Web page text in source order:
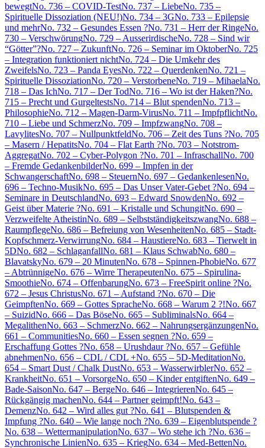
bewegtNo. 736 – COVID-TestNo. 737 – LiebeNo. 735 –
Spirituelle Dissoziation (NEU!)No. 734 – 3GNo. 733 – Epilepsie
und mehrNo. 732 – Gesundes Essen ?No. 731 – Herr der RingeNo.
730 – VerschwörungNo. 729 – AusserirdischeNo. 728 – Sind wir
“Götter”?No. 727 – ZukunftNo. 726 – Seminar im OktoberNo. 725
– Integration funktioniert nichtNo. 724 – Die Umkehr des
ZweifelsNo. 723 – Panda EyesNo. 722 – QuerdenkenNo. 721 –
Spirituelle DissoziationNo. 720 – VerstorbeneNo. 719 – MihaelaNo.
718 – Das IchNo. 717 – Der TodNo. 716 – Wo ist der Haken?No.
715 – Precht und GurgeltestsNo. 714 – Blut spendenNo. 713 –
PhilosophieNo. 712 – Magen-Darm-VirusNo. 711 – ImpfpflichtNo.
710 – Liebe und SchmerzNo. 709 – ImpfzwangNo. 708 –
LavylitesNo. 707 – NullpunktfeldNo. 706 – Zeit des Tuns ?No. 705
– Masern / HepatitsNo. 704 – Flat Earth ?No. 703 – Notstrom-
AggregatNo. 702 – Cyber-Polygon ?No. 701 – InfraschallNo. 700
– Fremde GedankenbilderNo. 699 – Impfen in der
SchwangerschaftNo. 698 – SteuernNo. 697 – GedankenlesenNo.
696 – Techno-MusikNo. 695 – Das Unser Vater-Gebet ?No. 694 –
Seminare in DeutschlandNo. 693 – Edward SnowdenNo. 692 –
Geist über Materie ?No. 691 – Kristalle und SchungitNo. 690 –
Verzweifelte AtheistinNo. 689 – SelbstständigkeitszwangNo. 688 –
RaumpflegeNo. 686 – Befreiung von WesenheitenNo. 685 – Stadt-
Kopfschmerz-VerwirrungNo. 684 – HaustiereNo. 683 – Tierwelt in
5DNo. 682 – SchlaganfallNo. 681 – Klaus SchwabNo. 680 –
BlavatskyNo. 679 – 20 MinutenNo. 678 – Spinnen-PhobieNo. 677
– AbtrünnigeNo. 676 – Wirre TherapeutenNo. 675 – Spirulina-
SmoothieNo. 674 – OffenbarungNo. 673 – FreeSpirit online ?No.
672 – Jesus ChristusNo. 671 – Aufstand ?No. 670 – Die
GeimpftenNo. 669 – Gottes SpracheNo. 668 – Warum 2 ?!No. 667
– SuizidNo. 666 – Das BöseNo. 665 – SubliminalsNo. 664 –
MegalithenNo. 663 – SchmerzNo. 662 – NahrungsergänzungenNo.
661 – CommunitiesNo. 660 – Essen segnen ?No. 659 –
Erschaffung Gottes ?No. 658 – Urushdaur ?No. 657 – Gefühle
abnehmenNo. 656 – CDL / CDL +No. 655 – 5D-MeditationNo.
654 – Smart Dust / Chalk DustNo. 653 – WasserwirblerNo. 652 –
KrankheitNo. 651 – VorsorgeNo. 650 – Kinder entgiftenNo. 649 –
Bade-SaisonNo. 647 – BergeNo. 646 – IntegrierenNo. 645 –
Rückgängig machenNo. 644 – Partner geimpft!No. 643 –
DemenzNo. 642 – Wird alles gut ?No. 641 – Blutspenden &
Impfung ?No. 640 – Wie lange noch ?No. 639 – Eigenblutspende ?
No. 638 – WettermanipulationNo. 637 – Wo stehe ich ?No. 636 –
Synchronische LinienNo. 635 – KriegNo. 634 – Med-BettenNo.